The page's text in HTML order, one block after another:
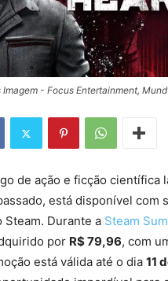
- Focus Entertainment,
de ação e ficção científica
está disponível com
Durante a Steam
por R$ 79,96, com
está válida até o dia 11